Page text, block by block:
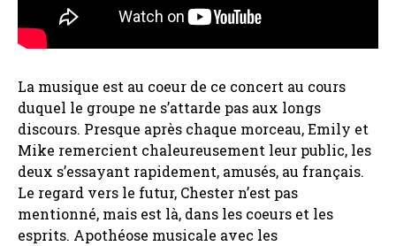
La musique est au coeur de ce concert au cours
duquel le groupe ne s’attarde pas aux longs
discours. Presque après chaque morceau, Emily et
Mike remercient chaleureusement leur public, les
deux s’essayant rapidement, amusés, au français.
Le regard vers le futur, Chester n’est pas
mentionné, mais est là, dans les coeurs et les
esprits. Apothéose musicale avec les